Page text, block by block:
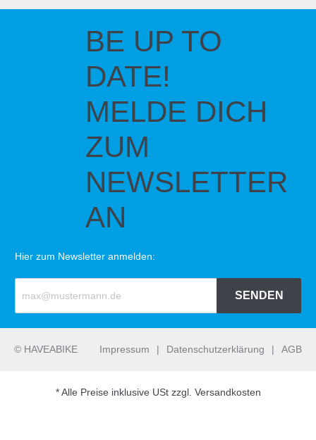
BE UP TO
DATE!
MELDE DICH
ZUM
NEWSLETTER
AN
Hier zum Newsletter anmelden:
SENDEN
© HAVEABIKE Impressum | Datenschutzerklärung | AGB
* Alle Preise inklusive USt zzgl. Versandkosten